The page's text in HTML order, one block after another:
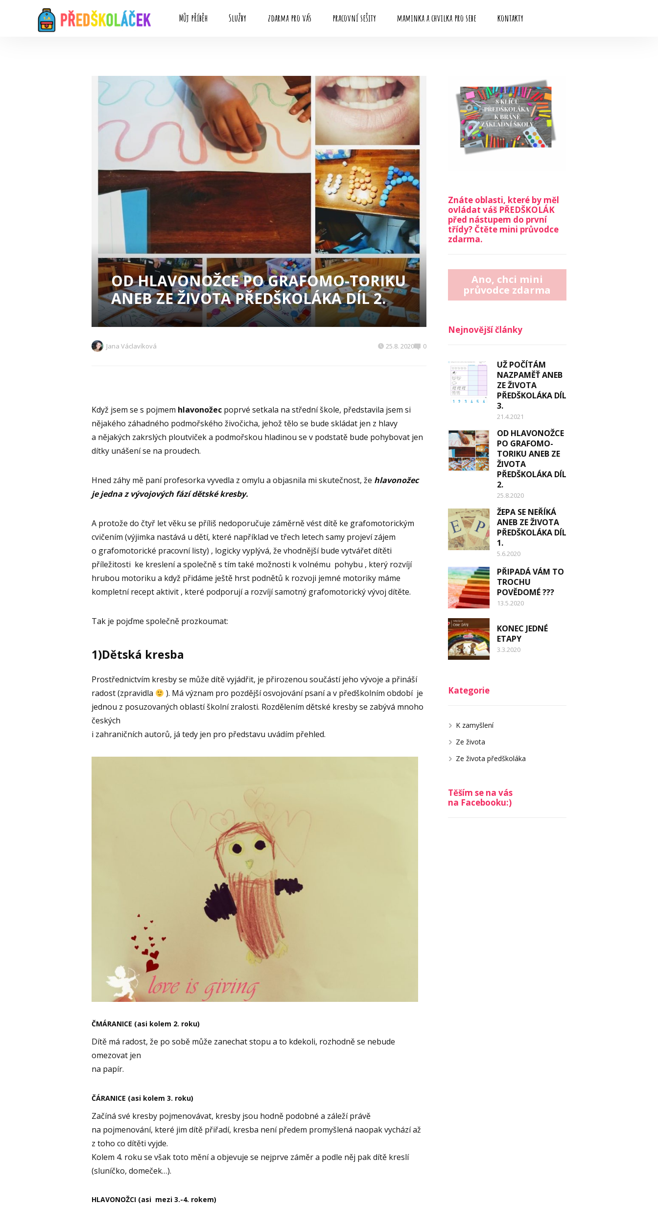
Můj příběh Služby zdarma pro vás pracovní sešity maminka a chvilka pro sebe kontakty
OD HLAVONOŽCE PO GRAFOMO-TORIKU
ANEB ZE ŽIVOTA PŘEDŠKOLÁKA DÍL 2.
Jana Václavíková 25.8. 2020 0
Když jsem se s pojmem hlavonožec poprvé setkala na střední škole, představila jsem si
nějakého záhadného podmořského živočicha, jehož tělo se bude skládat jen z hlavy
a nějakých zakrslých ploutviček a podmořskou hladinou se v podstatě bude pohybovat jen
dítky unášení se na proudech.
Hned záhy mě paní profesorka vyvedla z omylu a objasnila mi skutečnost, že hlavonožec
je jedna z vývojových fází dětské kresby.
A protože do čtyř let věku se příliš nedoporučuje záměrně vést dítě ke grafomotorickým
cvičením (výjimka nastává u dětí, které například ve třech letech samy projeví zájem
o grafomotorické pracovní listy) , logicky vyplývá, že vhodnější bude vytvářet dítěti
příležitosti ke kreslení a společně s tím také možnosti k volnému pohybu , který rozvíjí
hrubou motoriku a když přidáme ještě hrst podnětů k rozvoji jemné motoriky máme
kompletní recept aktivit , které podporují a rozvíjí samotný grafomotorický vývoj dítěte.
Tak je pojďme společně prozkoumat:
1)Dětská kresba
Prostřednictvím kresby se může dítě vyjádřit, je přirozenou součástí jeho vývoje a přináší
radost (zpravidla
). Má význam pro pozdější osvojování psaní a v předškolním období je
jednou z posuzovaných oblastí školní zralosti. Rozdělením dětské kresby se zabývá mnoho
českých
i zahraničních autorů, já tedy jen pro představu uvádím přehled.
ČMÁRANICE (asi kolem 2. roku)
Dítě má radost, že po sobě může zanechat stopu a to kdekoli, rozhodně se nebude
omezovat jen
na papír.
ČÁRANICE (asi kolem 3. roku)
Začíná své kresby pojmenovávat, kresby jsou hodně podobné a záleží právě
na pojmenování, které jim dítě přiřadí, kresba není předem promyšlená naopak vychází až
z toho co dítěti vyjde.
Kolem 4. roku se však toto mění a objevuje se nejprve záměr a podle něj pak dítě kreslí
(sluníčko, domeček…).
HLAVONOŽCI (asi mezi 3.-4. rokem)
Znáte oblasti, které by měl
ovládat váš PŘEDŠKOLÁK
před nástupem do první
třídy? Čtěte mini průvodce
zdarma.
Ano, chci mini
průvodce zdarma
Nejnovější články
UŽ POČÍTÁM
NAZPAMĚŤ ANEB
ZE ŽIVOTA
PŘEDŠKOLÁKA DÍL
3.
21.4.2021
OD HLAVONOŽCE
PO GRAFOMO-
TORIKU ANEB ZE
ŽIVOTA
PŘEDŠKOLÁKA DÍL
2.
25.8.2020
ŽEPA SE NEŘÍKÁ
ANEB ZE ŽIVOTA
PŘEDŠKOLÁKA DÍL
1.
5.6.2020
PŘIPADÁ VÁM TO
TROCHU
POVĚDOMÉ ???
13.5.2020
KONEC JEDNÉ
ETAPY
3.3.2020
Kategorie
K zamyšlení
Ze života
Ze života předškoláka
Těším se na vás
na Facebooku:)